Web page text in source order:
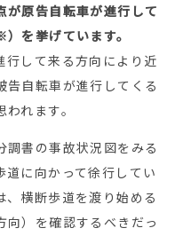
が原告自転車が進行して
を挙げています。
して来る方向により近
自転車が進行してくる
れます。
調書の事故状況図をみる
道に向かって徐行してい
横断歩道を渡り始める
向）を確認するべきだっ